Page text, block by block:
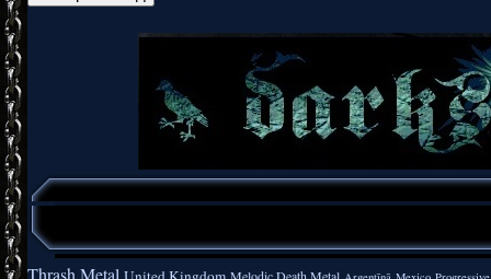
Thrash Metal Melodic Death Metal